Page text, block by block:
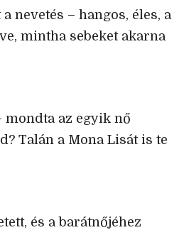
nevetés – hangos, éles, a
mintha sebeket akarna
mondta az egyik nő
Talán a Mona Lisát is te
és a barátnőjéhez